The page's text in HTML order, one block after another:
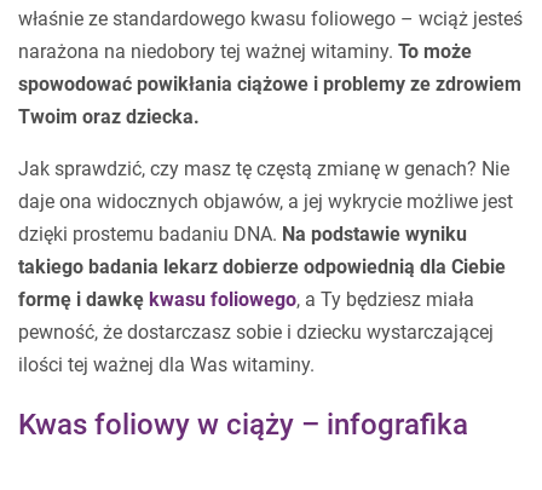
właśnie ze standardowego kwasu foliowego – wciąż jesteś
narażona na niedobory tej ważnej witaminy. To może
spowodować powikłania ciążowe i problemy ze zdrowiem
Twoim oraz dziecka.
Jak sprawdzić, czy masz tę częstą zmianę w genach? Nie
daje ona widocznych objawów, a jej wykrycie możliwe jest
dzięki prostemu badaniu DNA. Na podstawie wyniku
takiego badania lekarz dobierze odpowiednią dla Ciebie
formę i dawkę kwasu foliowego, a Ty będziesz miała
pewność, że dostarczasz sobie i dziecku wystarczającej
ilości tej ważnej dla Was witaminy.
Kwas foliowy w ciąży – infografika